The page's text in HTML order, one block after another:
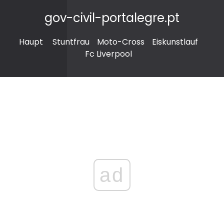
gov-civil-portalegre.pt
Haupt Stuntfrau Moto-Cross
Eiskunstlauf
Fc Liverpool
ad